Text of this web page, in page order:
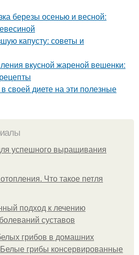
березы осенью и весной:
капусту: советы и
вкусной жареной вешенки:
своей диете на эти полезные
успешного выращивания
Что такое петля
подход к лечению
суставов
грибов в домашних
грибы консервированные